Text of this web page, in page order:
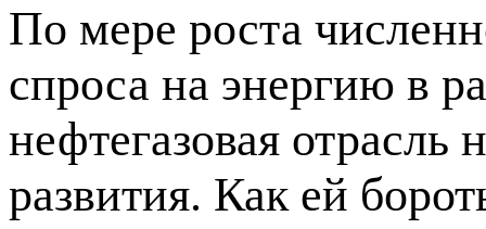
По мере роста
спроса на энергию в
нефтегазовая отрасль
развития. Как ей